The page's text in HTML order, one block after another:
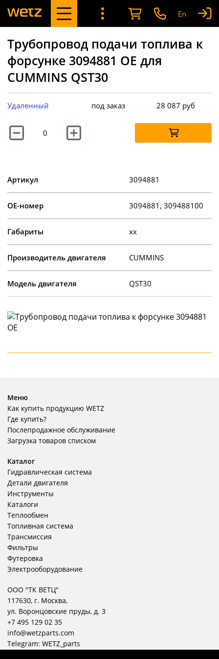
En
Трубопровод подачи топлива к
форсунке 3094881 OE для
CUMMINS QST30
Удаленный под заказ 28 087 руб
Артикул 3094881
OE-номер 3094881, 309488100
Габариты xx
Производитель двигателя CUMMINS
Модель двигателя QST30
Меню
Как купить продукцию WETZ
Где купить?
Послепродажное обслуживание
Загрузка товаров списком
Каталог
Гидравлическая система
Детали двигателя
Инструменты
Каталоги
Теплообмен
Топливная система
Трансмиссия
Фильтры
Футеровка
Электрооборудование
ООО "ТК ВЕТЦ"
117630, г. Москва,
ул. Воронцовские пруды, д. 3
+7 495 129 02 35
info@wetzparts.com
Telegram: WETZ_parts